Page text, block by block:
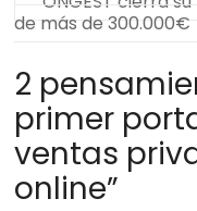
de más de 300.000€
2
primer
ventas
online”